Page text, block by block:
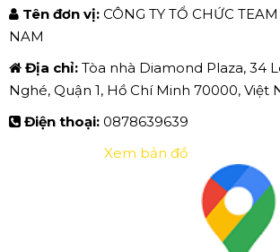
Tên đơn vị: CÔNG TY TỔ CHỨC
NAM
Địa chỉ: Tòa nhà Diamond Plaza, 34
Nghé, Quận 1, Hồ Chí Minh 70000, Việt
Điện thoại: 0878639639
Xem bản đồ